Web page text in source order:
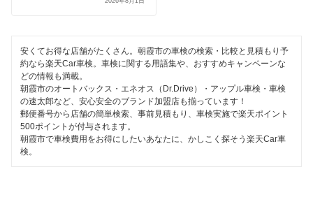
行田市
久喜市
熊谷市
鴻巣市
輸入車OK
ハイブリッド車OK
EV車OK
120分以内の車検
安くてお得な店舗がたくさん。朝霞市の車検の検索・比較と見積もり予
約なら楽天Car車検。車検に関する用語集や、おすすめキャンペーンな
どの情報も満載。
朝霞市のオートバックス・エネオス（Dr.Drive）・アップル車検・車検
の速太郎など、安心安全のブランド加盟店も揃っています！
郵便番号から店舗の簡単検索、事前見積もり、車検実施で楽天ポイント
500ポイントが付与されます。
朝霞市で車検費用をお得にしたいあなたに、かしこく探そう楽天Car車
検。